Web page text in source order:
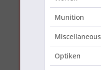
Munition
Miscellaneous
Optiken